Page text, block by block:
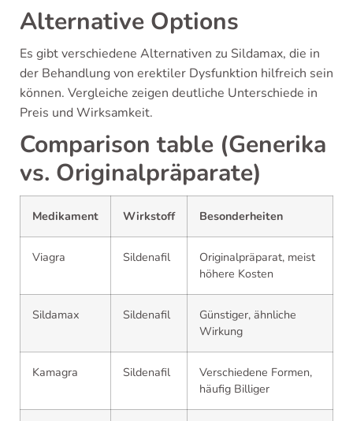
Alternative Options
Es gibt verschiedene Alternativen zu Sildamax, die in
der Behandlung von erektiler Dysfunktion hilfreich sein
können. Vergleiche zeigen deutliche Unterschiede in
Preis und Wirksamkeit.
Comparison table (Generika
vs. Originalpräparate)
Medikament Wirkstoff Besonderheiten
Viagra Sildenafil
Originalpräparat, meist
höhere Kosten
Sildamax Sildenafil
Günstiger, ähnliche
Wirkung
Kamagra Sildenafil
Verschiedene Formen,
häufig Billiger